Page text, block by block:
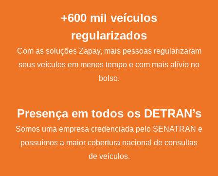
+600 mil veículos
regularizados
Com as soluções Zapay, mais pessoas regularizaram
seus veículos em menos tempo e com mais alívio no
bolso.
Presença em todos os DETRAN’s
Somos uma empresa credenciada pelo SENATRAN e
possuímos a maior cobertura nacional de consultas
de veículos.